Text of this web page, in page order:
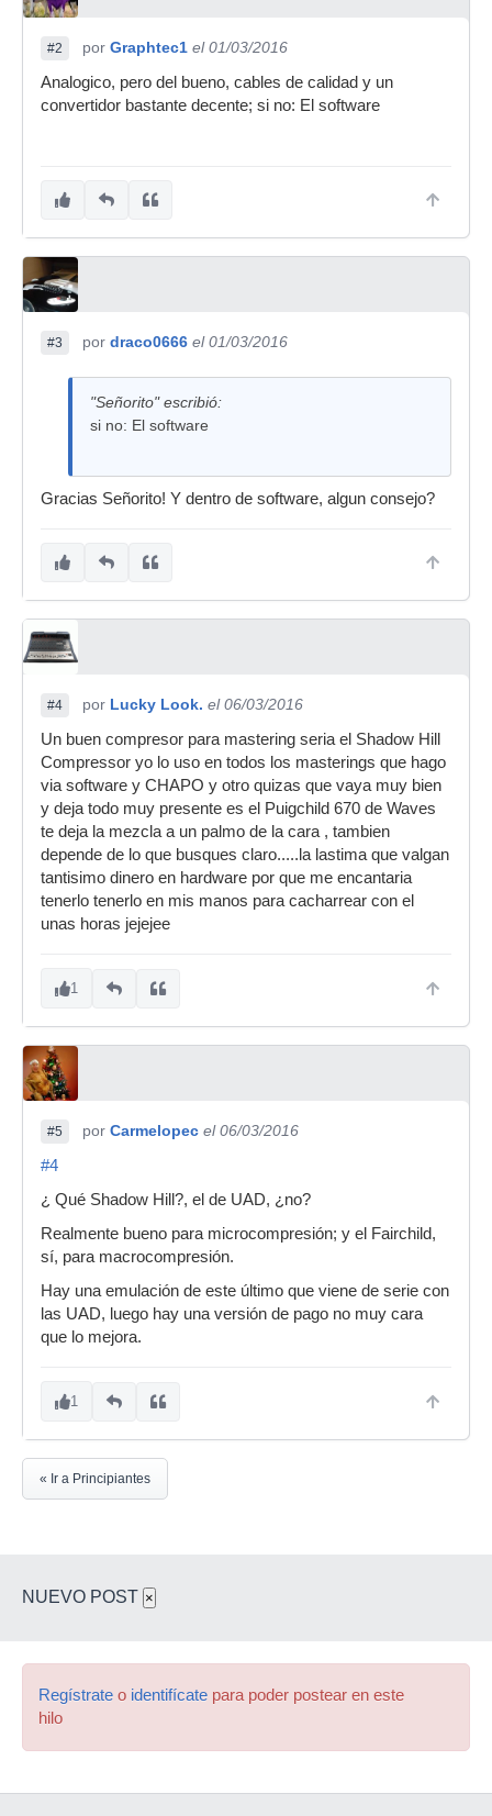
#2 por Graphtec1 el 01/03/2016
Analogico, pero del bueno, cables de calidad y un
convertidor bastante decente; si no: El software
#3 por draco0666 el 01/03/2016
"Señorito" escribió:
si no: El software
Gracias Señorito! Y dentro de software, algun consejo?
#4 por Lucky Look. el 06/03/2016
Un buen compresor para mastering seria el Shadow Hill
Compressor yo lo uso en todos los masterings que hago
via software y CHAPO y otro quizas que vaya muy bien
y deja todo muy presente es el Puigchild 670 de Waves
te deja la mezcla a un palmo de la cara , tambien
depende de lo que busques claro.....la lastima que valgan
tantisimo dinero en hardware por que me encantaria
tenerlo tenerlo en mis manos para cacharrear con el
unas horas jejejee
1
#5 por Carmelopec el 06/03/2016
#4
¿ Qué Shadow Hill?, el de UAD, ¿no?
Realmente bueno para microcompresión; y el Fairchild,
sí, para macrocompresión.
Hay una emulación de este último que viene de serie con
las UAD, luego hay una versión de pago no muy cara
que lo mejora.
1
« Ir a Principiantes
NUEVO POST ×
Regístrate o identifícate para poder postear en este
hilo